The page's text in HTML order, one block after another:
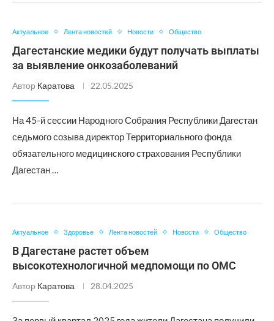
Актуальное Лента новостей Новости Общество
Дагестанские медики будут получать выплаты
за выявление онкозаболеваний
Автор Каратова 22.05.2025
На 45-й сессии Народного Собрания Республики Дагестан
седьмого созыва директор Территориального фонда
обязательного медицинского страхования Республики
Дагестан …
Актуальное Здоровье Лента новостей Новости Общество
В Дагестане растет объем
высокотехнологичной медпомощи по ОМС
Автор Каратова 28.04.2025